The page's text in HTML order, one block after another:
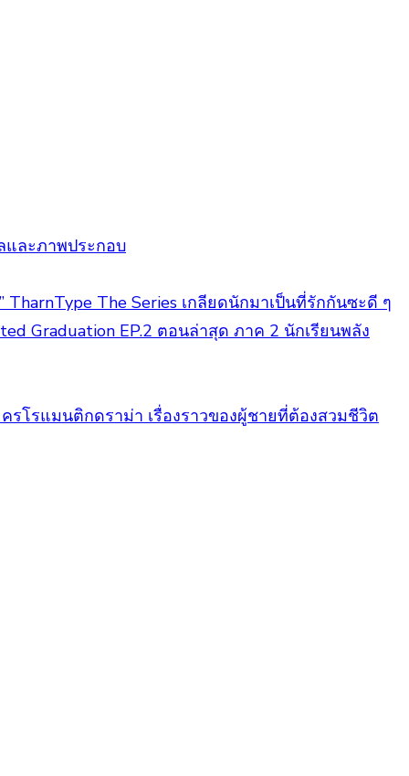
และภาพประกอบ
The Series เกลียดนักมาเป็นที่รักกันซะดี ๆ
Graduation EP.2 ตอนล่าสุด ภาค 2 นักเรียนพลัง
ครโรแมนติกดราม่า เรื่องราวของผู้ชายที่ต้องสวมชีวิต